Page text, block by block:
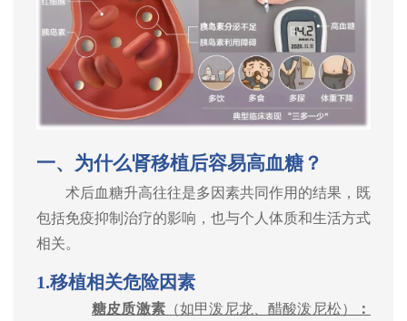
一、为什么肾移植后容易高血糖？
术后血糖升高往往是多因素共同作用的结果，既
包括免疫抑制治疗的影响，也与个人体质和生活方式
相关。
1.移植相关危险因素
糖皮质激素（如甲泼尼龙、醋酸泼尼松）
：